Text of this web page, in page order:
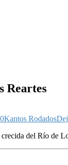
Reartes
Kantos Rodados
del Río de